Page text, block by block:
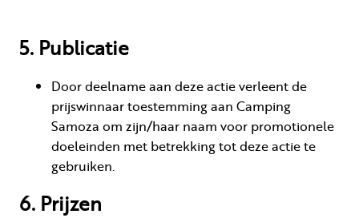
5. Publicatie
Door deelname aan deze actie verleent de
prijswinnaar toestemming aan Camping
Samoza om zijn/haar naam voor promotionele
doeleinden met betrekking tot deze actie te
gebruiken.
6. Prijzen